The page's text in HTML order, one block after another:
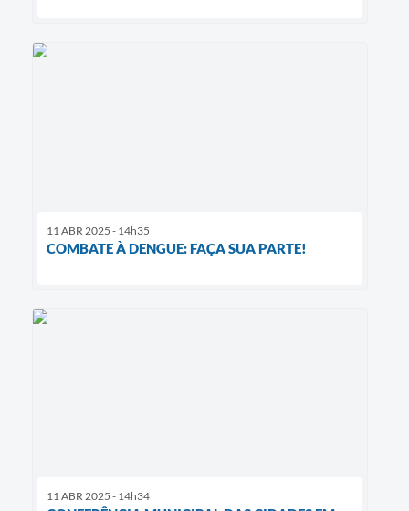
11 ABR 2025 - 14h35
COMBATE À DENGUE: FAÇA SUA PARTE!
11 ABR 2025 - 14h34